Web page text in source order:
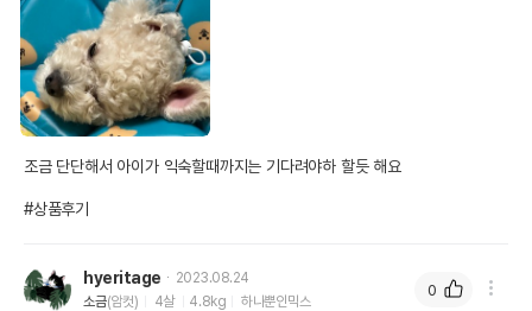
조금 단단해서 아이가 익숙할때까지는 기다려야하 할듯 해요
#상품후기
hyeritage
2023.08.24
소금(암컷) 4살 4.8kg 하나뿐인믹스
0